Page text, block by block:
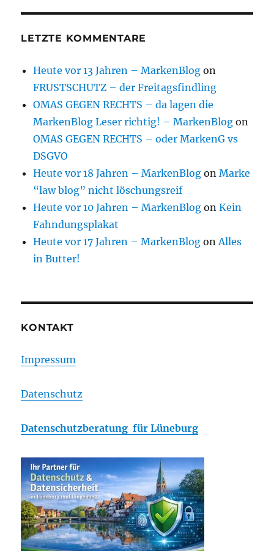
LETZTE KOMMENTARE
Heute vor 13 Jahren – MarkenBlog on
FRUSTSCHUTZ – der Freitagsfindling
OMAS GEGEN RECHTS – da lagen die
MarkenBlog Leser richtig! – MarkenBlog on
OMAS GEGEN RECHTS – oder MarkenG vs
DSGVO
Heute vor 18 Jahren – MarkenBlog onMarke
“law blog” nicht löschungsreif
Heute vor 10 Jahren – MarkenBlog onKein
Fahndungsplakat
Heute vor 17 Jahren – MarkenBlog onAlles
in Butter!
KONTAKT
Impressum
Datenschutz
Datenschutzberatung für Lüneburg